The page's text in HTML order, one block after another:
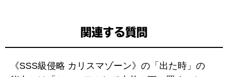
関連する質問
《SSS級侵略 カリスマゾーン》の「出た時」の